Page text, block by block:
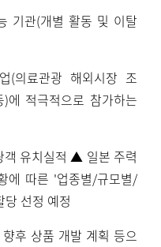
기관(개별 활동 및 이탈
(의료관광 해외시장 조
)에 적극적으로 참가하는
객 유치실적 ▲ 일본 주력
에 따른 '업종별/규모별/
당 선정 예정
후 상품 개발 계획 등으